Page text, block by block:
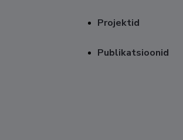
Projektid
Publikatsioonid